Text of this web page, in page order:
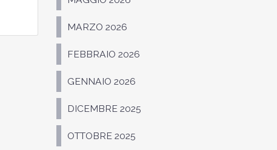
MARZO 2026
FEBBRAIO 2026
GENNAIO 2026
DICEMBRE 2025
OTTOBRE 2025